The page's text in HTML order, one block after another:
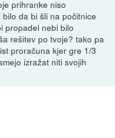
prihranke niso
da bi šli na počitnice
propadel nebi bilo
rešitev po tvoje? tako pa
proračuna kjer gre 1/3
izražat niti svojih